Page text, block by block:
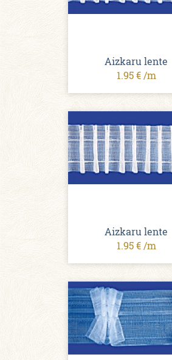
Aizkaru lente
1.95 € /m
Aizkaru lente
1.95 € /m